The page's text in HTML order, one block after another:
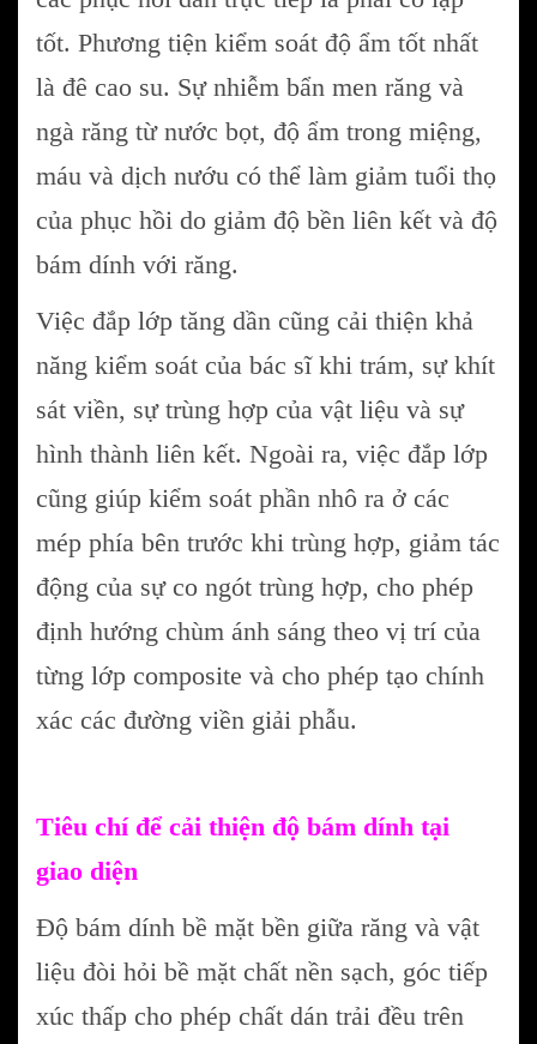
tốt. Phương tiện kiểm soát độ ẩm tốt nhất
là đê cao su. Sự nhiễm bẩn men răng và
ngà răng từ nước bọt, độ ẩm trong miệng,
máu và dịch nướu có thể làm giảm tuổi thọ
của phục hồi do giảm độ bền liên kết và độ
bám dính với răng.
Việc đắp lớp tăng dần cũng cải thiện khả
năng kiểm soát của bác sĩ khi trám, sự khít
sát viền, sự trùng hợp của vật liệu và sự
hình thành liên kết. Ngoài ra, việc đắp lớp
cũng giúp kiểm soát phần nhô ra ở các
mép phía bên trước khi trùng hợp, giảm tác
động của sự co ngót trùng hợp, cho phép
định hướng chùm ánh sáng theo vị trí của
từng lớp composite và cho phép tạo chính
xác các đường viền giải phẫu.
Tiêu chí để cải thiện độ bám dính tại
giao diện
Độ bám dính bề mặt bền giữa răng và vật
liệu đòi hỏi bề mặt chất nền sạch, góc tiếp
xúc thấp cho phép chất dán trải đều trên